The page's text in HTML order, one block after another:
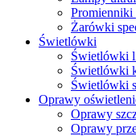
Promienniki
Żarówki
Świetlówki
Świetlówki
Świetlówki
Świetlówki
Oprawy
Oprawy
Oprawy